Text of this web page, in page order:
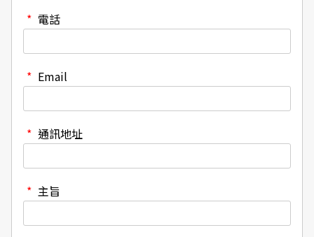
* 電話
* Email
* 通訊地址
* 主旨